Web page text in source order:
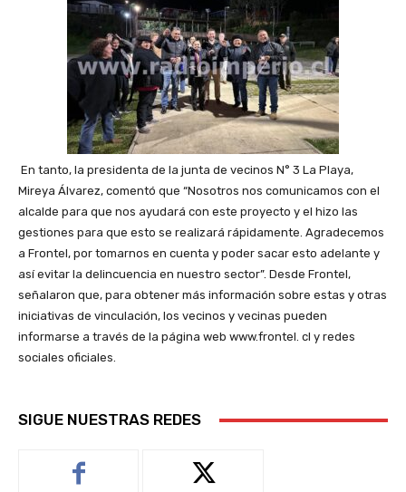
En tanto, la presidenta de la junta de vecinos N° 3 La Playa,
Mireya Álvarez, comentó que “Nosotros nos comunicamos con el
alcalde para que nos ayudará con este proyecto y el hizo las
gestiones para que esto se realizará rápidamente. Agradecemos
a Frontel, por tomarnos en cuenta y poder sacar esto adelante y
así evitar la delincuencia en nuestro sector”. Desde Frontel,
señalaron que, para obtener más información sobre estas y otras
iniciativas de vinculación, los vecinos y vecinas pueden
informarse a través de la página web www.frontel. cl y redes
sociales oficiales.
SIGUE NUESTRAS REDES